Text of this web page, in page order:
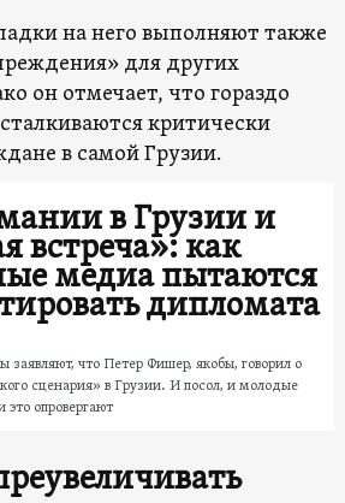
на него выполняют также
для других
он отмечает, что гораздо
критически
в самой Грузии.
в Грузии и
встреча»: как
медиа пытаются
дипломата
заявляют, что Петер Фишер, якобы, говорил о
сценария» в Грузии. И посол, и молодые
опровергают